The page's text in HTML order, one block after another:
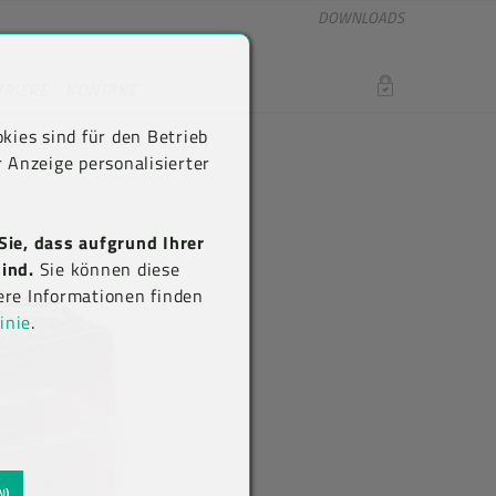
DOWNLOADS
LOGIN
sind für den Betrieb
personalisierter
dass aufgrund Ihrer
Sie können diese
Informationen finden
.